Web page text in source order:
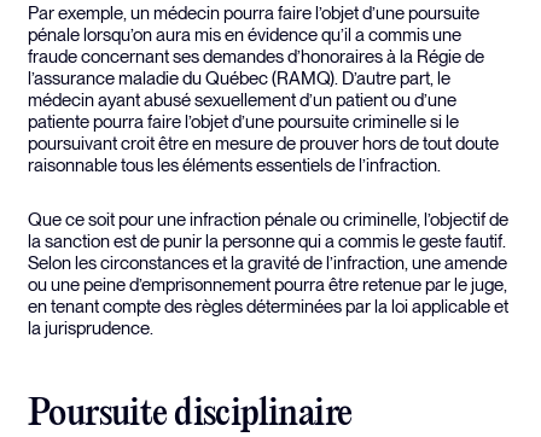
Par exemple, un médecin pourra faire l’objet d’une poursuite
pénale lorsqu’on aura mis en évidence qu’il a commis une
fraude concernant ses demandes d’honoraires à la Régie de
l’assurance maladie du Québec (RAMQ). D’autre part, le
médecin ayant abusé sexuellement d’un patient ou d’une
patiente pourra faire l’objet d’une poursuite criminelle si le
poursuivant croit être en mesure de prouver hors de tout doute
raisonnable tous les éléments essentiels de l’infraction.
Que ce soit pour une infraction pénale ou criminelle, l’objectif de
la sanction est de punir la personne qui a commis le geste fautif.
Selon les circonstances et la gravité de l’infraction, une amende
ou une peine d’emprisonnement pourra être retenue par le juge,
en tenant compte des règles déterminées par la loi applicable et
la jurisprudence.
Poursuite disciplinaire